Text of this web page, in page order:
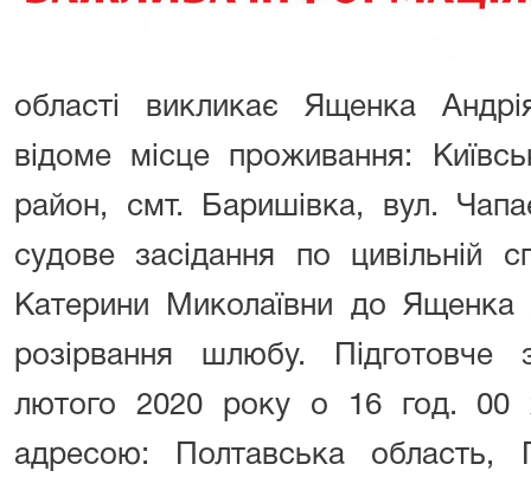
області викликає Ященка
відоме місце проживання:
район, смт. Баришівка, вул.
судове засідання по цивільній
Катерини Миколаївни до
розірвання шлюбу. Підготовче
лютого 2020 року о 16 год.
адресою: Полтавська область,